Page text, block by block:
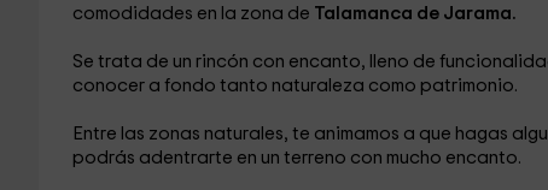
comodidades en la zona de Talamanca de Jarama.
Se trata de un rincón con encanto, lleno de
conocer a fondo tanto naturaleza como patrimonio.
Entre las zonas naturales, te animamos a que hagas
podrás adentrarte en un terreno con mucho encanto.